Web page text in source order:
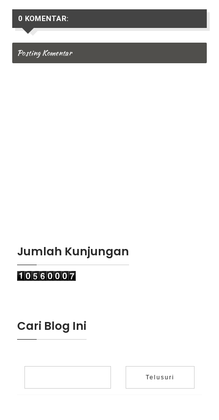
0 KOMENTAR:
Posting Komentar
Jumlah Kunjungan
Cari Blog Ini